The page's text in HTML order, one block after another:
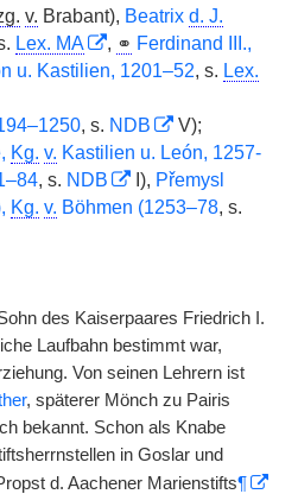
v. Brabant), Beatrix d. J.
Lex. MA , ⚭ Ferdinand III.,
u. Kastilien, 1201–52, s. Lex.
, s. NDB
V);
Kg. v. Kastilien u. León, 1257-
, s. NDB I), Přemysl
Kg. v. Böhmen (1253–78, s.
des Kaiserpaares Friedrich I.
Laufbahn bestimmt war,
Von seinen Lehrern ist
, späterer Mönch zu Pairis
bekannt. Schon als Knabe
in Goslar und
d. Aachener Marienstifts¶